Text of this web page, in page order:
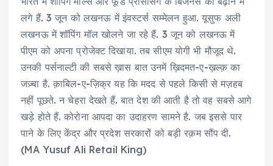
लगे हैं. 3 जून को लखनऊ में इंवस्टर्स सम्मेलन हुआ. यूसुफ अली
लखनऊ में शॉपिंग मॉल खोलने जा रहे हैं. 3 जून को लखनऊ में
पीएम को अपना प्रोजेक्ट दिखाया. तब सीएम योगी भी मौजूद थे.
उनकी पर्सनाल्टी की सबसे ख़ास बात उनमें ख़िदमत-ए-ख़ल्क़ का
जज़्बा है. क़ाबिल-ए-ज़िक्र यह कि मदद से पहले किसी से मज़हब
नहीं पूछते. न चेहरा देखते हैं. बात देश की आती है तो वह सबसे आगे
खड़े होते हैं. कोरोना आपदा का उदाहरण सामने है. जब इससे पार
पाने के लिए केंद्र और प्रदेश सरकारों को बड़ी रक़म सौंप दी.
(MA Yusuf Ali Retail King)